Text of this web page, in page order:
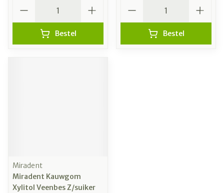
Bestel Bestel
Miradent
Miradent Kauwgom
Xylitol Veenbes Z/suiker